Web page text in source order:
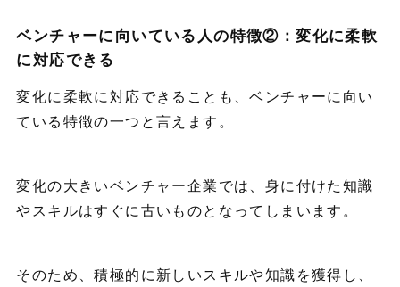
ベンチャーに向いている人の特徴②：変化に柔軟
に対応できる
変化に柔軟に対応できることも、ベンチャーに向い
ている特徴の一つと言えます。
変化の大きいベンチャー企業では、身に付けた知識
やスキルはすぐに古いものとなってしまいます。
そのため、積極的に新しいスキルや知識を獲得し、